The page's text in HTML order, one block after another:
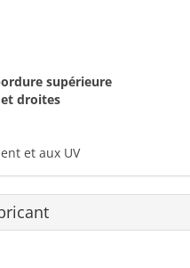
supérieure
droites
et aux UV